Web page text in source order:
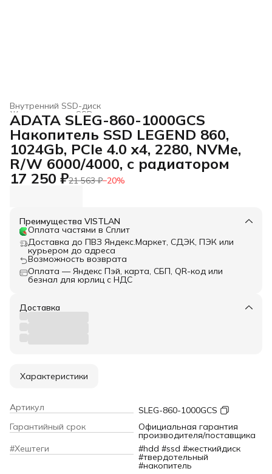
Внутренний SSD-диск
Жесткие диски, SSD и сетевые накопители ›
Электроника ›
Главная ›
ADATA SLEG-860-1000GCS
Накопитель SSD LEGEND 860,
1024Gb, PCIe 4.0 x4, 2280, NVMe,
R/W 6000/4000, с радиатором
17 250 ₽21 563 ₽−20%
Преимущества VISTLAN
Оплата частями в Сплит
Доставка до ПВЗ Яндекс.Маркет, СДЭК, ПЭК или
курьером до адреса
Возможность возврата
Оплата — Яндекс Пэй, карта, СБП, QR-код или
безнал для юрлиц с НДС
Доставка
Характеристики
Артикул
SLEG-860-1000GCS
Гарантийный срок
Официальная гарантия
производителя/поставщика
#Хештеги
#hdd #ssd #жесткийдиск
#твердотельный
#накопитель